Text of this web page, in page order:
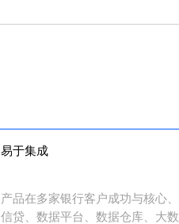
易于集成
产品在多家银行客户成功与核心、
信贷、数据平台、数据仓库、大数